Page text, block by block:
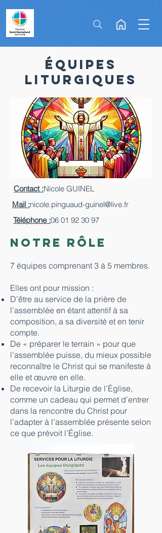
Équipes
liturgiques
Contact :Nicole GUINEL
Mail :nicole.pinguaud-guinel@live.fr
Téléphone :06 01 92 30 97
Notre rôle
7 équipes comprenant 3 à 5 membres.
Elles ont pour mission :
D’être au service de la prière de
l’assemblée en étant attentif à sa
composition, a sa diversité et en tenir
compte.
De « préparer le terrain » pour que
l’assemblée puisse, du mieux possible
reconnaître le Christ qui se manifeste à
elle et œuvre en elle.
De recevoir la Liturgie de l’Église,
comme un cadeau qui permet d’entrer
dans la rencontre du Christ pour
l’adapter à l’assemblée présente selon
ce que prévoit l’Église.